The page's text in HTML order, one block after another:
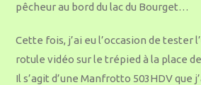
pêcheur au bord du lac du Bourget…
Cette fois, j’ai eu l’occasion de tester
rotule vidéo sur le trépied à la place
Il s’agit d’une Manfrotto 503HDV que